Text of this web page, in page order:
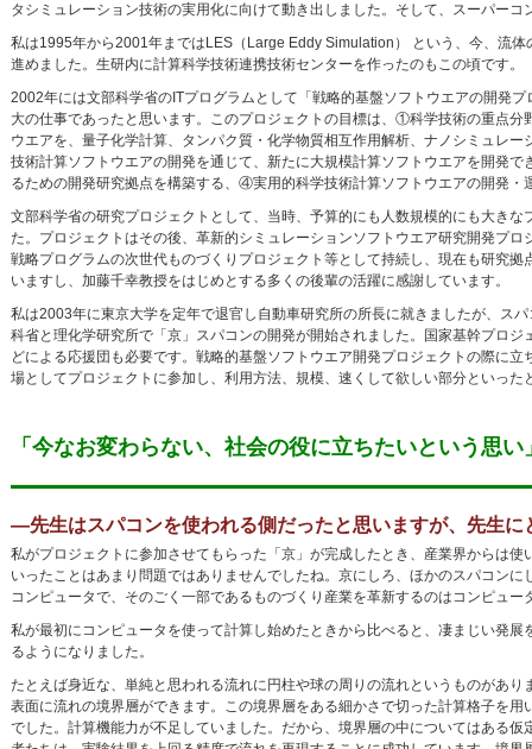
タシミュレーション技術の実用化に向けて動き出しました。そして、スーパー
私は1995年から2001年まではLES（Large Eddy Simulation） という、今、流
進めました。生研内に計算科学技術連携技術センターを作ったのもこの頃です。
2002年には文部科学省のITプログラムとして「戦略的基盤ソフトウエアの開発
大の仕事であったと思います。このプロジェクトの目標は、①科学技術の重点
ウエアを、量子化学計算、タンパク質・化学物質相互作用解析、ナノシミュレ
技術計算ソフトウエアの開発を通じて、新たに大規模計算ソフトウエアを開発
るための開発研究拠点を構築する、④実用的科学技術計算ソフトウエアの開発
文部科学省の研究プロジェクトとして、当時、予算的にも人数規模的にも大き
た。プロジェクトはその後、革新的シミュレーションソフトウエア研究開発プ
戦略プログラムの次世代ものづくりプロジェクト等として持続し、現在も研究
いますし、加藤千幸教授をはじめとする多くの後輩の活躍に感謝しています。
私は2003年に東京大学を定年で退官し自動車研究所の所長に就きましたが、ス
科省と理化学研究所で「京」スパコンの開発が開始されました。国家基幹プロ
どによる応援団も必要です。戦略的基盤ソフトウエア開発プロジェクトの際に
場としてプロジェクトに参加し、利用方法、規模、速くして欲しい部分といった
「今なお変わらない、社会の役に立ちたいという思い
―先生はスパコンを使われる側だったと思いますが、先生
私がプロジェクトに参加させてもらった「京」が完成したとき、産業界からは
いったことはあまり問題ではありませんでしたね。京にしろ、ほかのスパコン
コンピュータで、そのごく一部であるものづくり産業を革新するのはコンピュ
私が最初にコンピュータを使って計算し始めたときから比べると、凄まじい発
るようになりました。
たとえば身近な、単純と思われる流れに円柱や球の周りの流れというものがあ
表面に流れの境界層ができます。この境界層をある細かさで切った計算格子を
でした。計算機能力が不足していました。だから、境界層の中についてはある